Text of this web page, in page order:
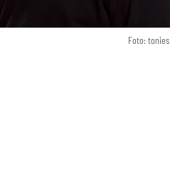
Foto: tonies